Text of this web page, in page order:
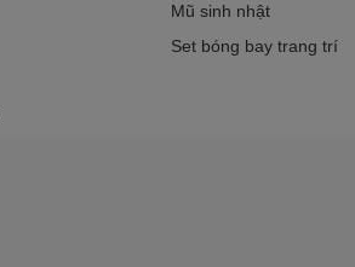
Mũ sinh nhật
Set bóng bay trang trí